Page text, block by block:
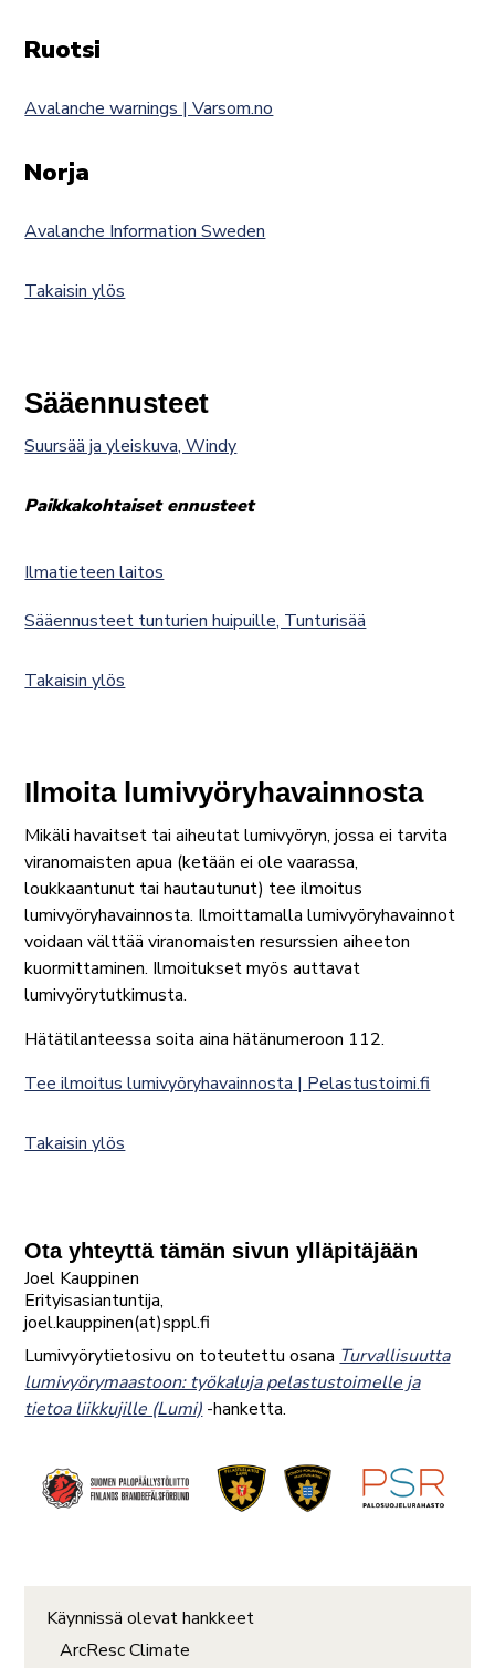
Ruotsi
Avalanche warnings | Varsom.no
Norja
Avalanche Information Sweden
Takaisin ylös
Sääennusteet
Suursää ja yleiskuva, Windy
Paikkakohtaiset ennusteet
Ilmatieteen laitos
Sääennusteet tunturien huipuille, Tunturisää
Takaisin ylös
Ilmoita lumivyöryhavainnosta
Mikäli havaitset tai aiheutat lumivyöryn, jossa ei tarvita
viranomaisten apua (ketään ei ole vaarassa,
loukkaantunut tai hautautunut) tee ilmoitus
lumivyöryhavainnosta. Ilmoittamalla lumivyöryhavainnot
voidaan välttää viranomaisten resurssien aiheeton
kuormittaminen. Ilmoitukset myös auttavat
lumivyörytutkimusta.
Hätätilanteessa soita aina hätänumeroon 112.
Tee ilmoitus lumivyöryhavainnosta | Pelastustoimi.fi
Takaisin ylös
Ota yhteyttä tämän sivun ylläpitäjään
Joel Kauppinen
Erityisasiantuntija,
joel.kauppinen(at)sppl.fi
Lumivyörytietosivu on toteutettu osana Turvallisuutta
lumivyörymaastoon: työkaluja pelastustoimelle ja
tietoa liikkujille (Lumi) -hanketta.
Käynnissä olevat hankkeet
ArcResc Climate